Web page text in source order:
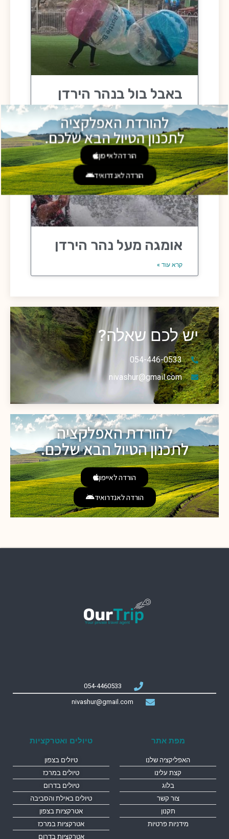
באבל בול בנהר הירדן
קרא עוד »
אומגה מעל נהר הירדן
קרא עוד »
יש לכם שאלה?
054-446-0533
nivashur@gmail.com
להורדת האפלקציה
לתכנון הטיול הבא שלכם.
הורדה לאייפון
הורדה לאנדרואיד
054-4460533
nivashur@gmail.com
מפת אתר
האפליקציה שלנו
קצת עלינו
בלוג
צור קשר
תקנון
מידניות פרטיות
טיולים ואטרקציות
טיולים בצפון
טיולים במרכז
טיולים בדרום
טיולים באילת והסביבה
אטרקציות בצפון
אטרקציות במרכז
אטרקציות בדרום
להורדת האפלקציה
לתכנון הטיול הבא שלכם.
הורדה לאייפון
הורדה לאנדרואיד